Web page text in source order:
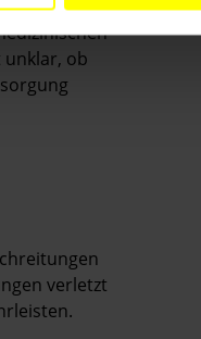
unklar, ob
verletzt